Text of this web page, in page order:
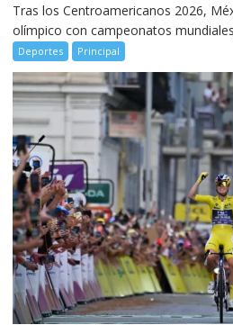
Tras los Centroamericanos 2026,
olímpico con campeonatos
Deportes Principal